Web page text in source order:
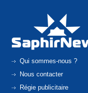
Qui sommes-nous ?
Nous contacter
Régie publicitaire